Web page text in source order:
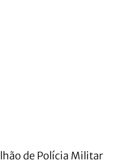
de Polícia Militar